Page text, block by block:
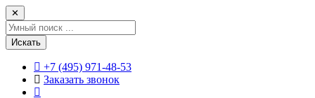
✕
Искать
+7 (495) 971-48-53
Заказать звонок